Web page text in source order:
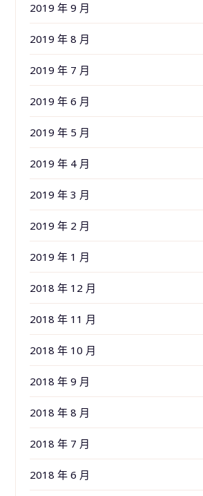
2019 年 9 月
2019 年 8 月
2019 年 7 月
2019 年 6 月
2019 年 5 月
2019 年 4 月
2019 年 3 月
2019 年 2 月
2019 年 1 月
2018 年 12 月
2018 年 11 月
2018 年 10 月
2018 年 9 月
2018 年 8 月
2018 年 7 月
2018 年 6 月